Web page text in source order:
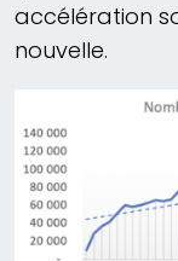
accélération
nouvelle.